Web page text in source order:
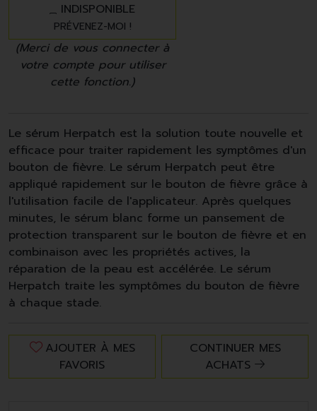
INDISPONIBLE
PRÉVENEZ-MOI !
(Merci de vous connecter à
votre compte pour utiliser
cette fonction.)
Le sérum Herpatch est la solution toute nouvelle et
efficace pour traiter rapidement les symptômes d'un
bouton de fièvre. Le sérum Herpatch peut être
appliqué rapidement sur le bouton de fièvre grâce à
l'utilisation facile de l'applicateur. Après quelques
minutes, le sérum blanc forme un pansement de
protection transparent sur le bouton de fièvre et en
combinaison avec les propriétés actives, la
réparation de la peau est accélérée. Le sérum
Herpatch traite les symptômes du bouton de fièvre
à chaque stade.
AJOUTER À MES
FAVORIS
CONTINUER MES
ACHATS